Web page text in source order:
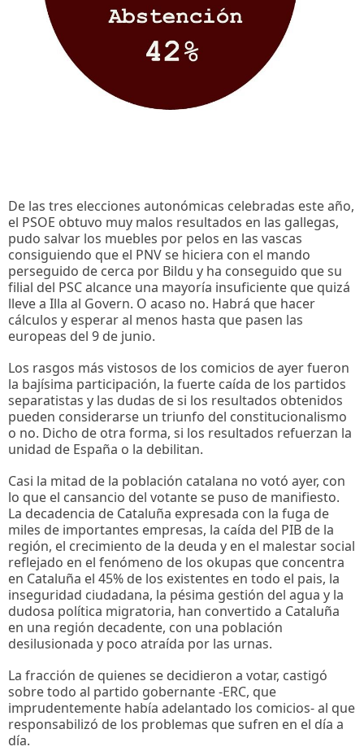
De las tres elecciones autonómicas celebradas este año,
el PSOE obtuvo muy malos resultados en las gallegas,
pudo salvar los muebles por pelos en las vascas
consiguiendo que el PNV se hiciera con el mando
perseguido de cerca por Bildu y ha conseguido que su
filial del PSC alcance una mayoría insuficiente que quizá
lleve a Illa al Govern. O acaso no. Habrá que hacer
cálculos y esperar al menos hasta que pasen las
europeas del 9 de junio.
Los rasgos más vistosos de los comicios de ayer fueron
la bajísima participación, la fuerte caída de los partidos
separatistas y las dudas de si los resultados obtenidos
pueden considerarse un triunfo del constitucionalismo
o no. Dicho de otra forma, si los resultados refuerzan la
unidad de España o la debilitan.
Casi la mitad de la población catalana no votó ayer, con
lo que el cansancio del votante se puso de manifiesto.
La decadencia de Cataluña expresada con la fuga de
miles de importantes empresas, la caída del PIB de la
región, el crecimiento de la deuda y en el malestar social
reflejado en el fenómeno de los okupas que concentra
en Cataluña el 45% de los existentes en todo el pais, la
inseguridad ciudadana, la pésima gestión del agua y la
dudosa política migratoria, han convertido a Cataluña
en una región decadente, con una población
desilusionada y poco atraída por las urnas.
La fracción de quienes se decidieron a votar, castigó
sobre todo al partido gobernante -ERC, que
imprudentemente había adelantado los comicios- al que
responsabilizó de los problemas que sufren en el día a
día.